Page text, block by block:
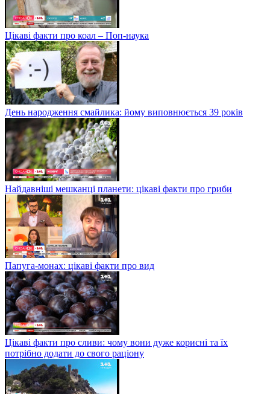
Цікаві факти про коал – Поп-наука
День народження смайлика: йому виповнюється 39 років
Найдавніші мешканці планети: цікаві факти про гриби
Папуга-монах: цікаві факти про вид
Цікаві факти про сливи: чому вони дуже корисні та їх
потрібно додати до свого раціону